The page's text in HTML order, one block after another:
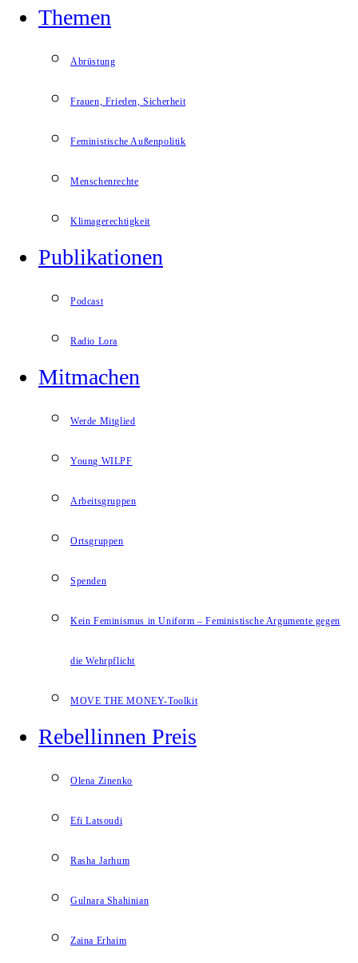
Themen
Abrüstung
Frauen, Frieden, Sicherheit
Feministische Außenpolitik
Menschenrechte
Klimagerechtigkeit
Publikationen
Podcast
Radio Lora
Mitmachen
Werde Mitglied
Young WILPF
Arbeitsgruppen
Ortsgruppen
Spenden
Kein Feminismus in Uniform – Feministische Argumente gegen
die Wehrpflicht
MOVE THE MONEY-Toolkit
Rebellinnen Preis
Olena Zinenko
Efi Latsoudi
Rasha Jarhum
Gulnara Shahinian
Zaina Erhaim